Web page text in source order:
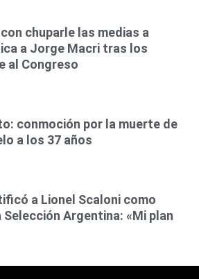
chuparle las medias a
a Jorge Macri tras los
al Congreso
conmoción por la muerte de
a los 37 años
a Lionel Scaloni como
Argentina: «Mi plan